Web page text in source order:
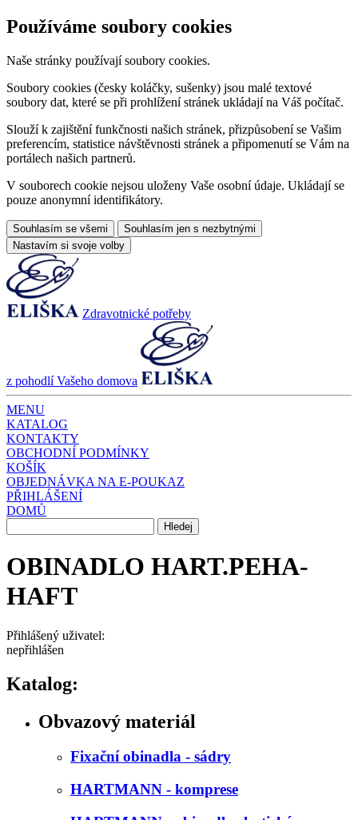
Používáme soubory cookies
Naše stránky používají soubory cookies.
Soubory cookies (česky koláčky, sušenky) jsou malé textové
soubory dat, které se při prohlížení stránek ukládají na Váš počítač.
Slouží k zajištění funkčnosti našich stránek, přizpůsobení se Vašim
preferencím, statistice návštěvnosti stránek a připomenutí se Vám na
portálech našich partnerů.
V souborech cookie nejsou uloženy Vaše osobní údaje. Ukládají se
pouze anonymní identifikátory.
Souhlasím se všemi
Souhlasím jen s nezbytnými
Nastavím si svoje volby
Zdravotnické potřeby
z pohodlí Vašeho domova
MENU
KATALOG
KONTAKTY
OBCHODNÍ PODMÍNKY
KOŠÍK
OBJEDNÁVKA NA E-POUKAZ
PŘIHLÁŠENÍ
DOMŮ
OBINADLO HART.PEHA-
HAFT
Přihlášený uživatel:
nepřihlášen
Katalog:
Obvazový materiál
Fixační obinadla - sádry
HARTMANN - komprese